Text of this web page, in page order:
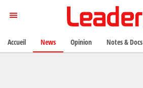
Accueil News Opinion Notes & Docs